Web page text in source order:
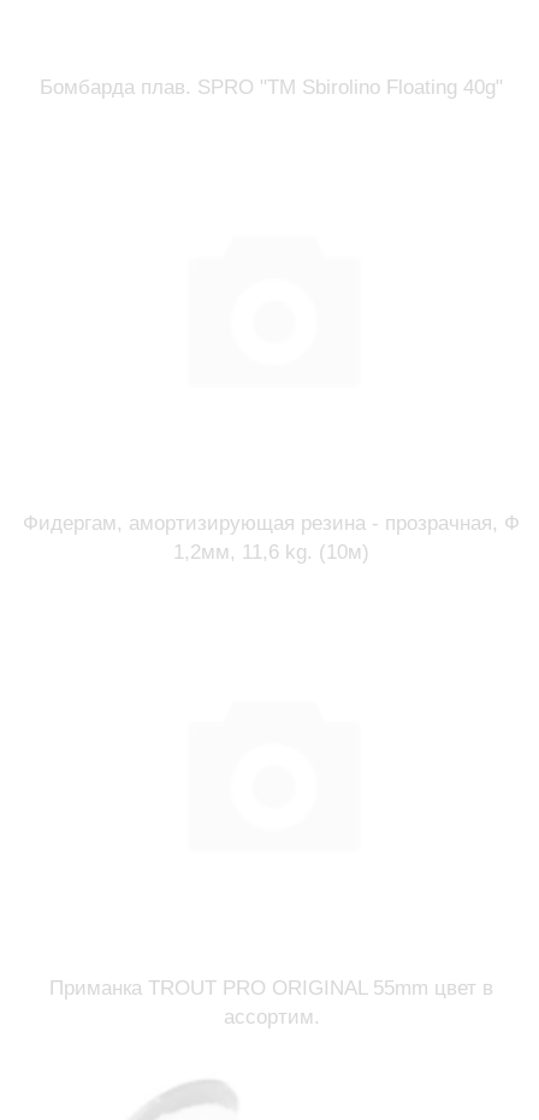
Бомбарда плав. SPRO "TM Sbirolino Floating 40g"
Фидергам, амортизирующая резина - прозрачная, Ф
1,2мм, 11,6 kg. (10м)
Приманка TROUT PRO ORIGINAL 55mm цвет в
ассортим.